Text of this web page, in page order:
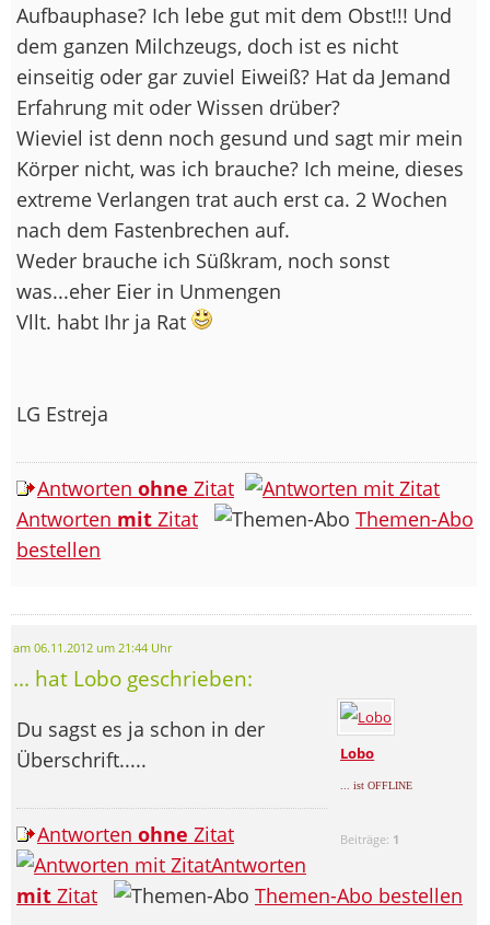
Aufbauphase? Ich lebe gut mit dem Obst!!! Und
dem ganzen Milchzeugs, doch ist es nicht
einseitig oder gar zuviel Eiweiß? Hat da Jemand
Erfahrung mit oder Wissen drüber?
Wieviel ist denn noch gesund und sagt mir mein
Körper nicht, was ich brauche? Ich meine, dieses
extreme Verlangen trat auch erst ca. 2 Wochen
nach dem Fastenbrechen auf.
Weder brauche ich Süßkram, noch sonst
was...eher Eier in Unmengen
Vllt. habt Ihr ja Rat
LG Estreja
Antworten ohne Zitat
Antworten mit Zitat
Themen-Abo
bestellen
am 06.11.2012 um 21:44 Uhr
... hat Lobo geschrieben:
Lobo
... ist OFFLINE
Beiträge: 1
Du sagst es ja schon in der
Überschrift.....
Antworten ohne Zitat
Antworten
mit Zitat Themen-Abo bestellen